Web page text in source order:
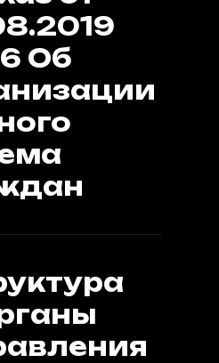
Об